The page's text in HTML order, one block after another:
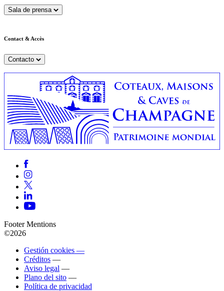
Sala de prensa
Contact & Accès
Contacto
Footer Mentions
©2026
Gestión cookies —
Créditos —
Aviso legal —
Plano del sito —
Política de privacidad